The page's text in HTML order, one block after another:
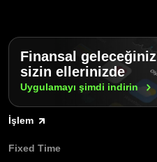
Finansal geleceğiniz
sizin ellerinizde
Uygulamayı şimdi indirin
İşlem
Fixed Time